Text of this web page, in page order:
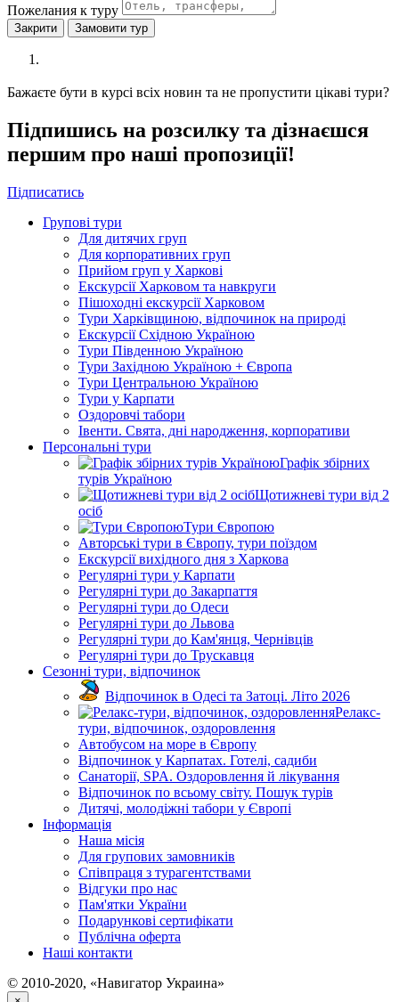
Пожелания к туру
Закрити Замовити тур
Бажаєте бути в курсі всіх новин та не пропустити цікаві тури?
Підпишись на розсилку та дізнаєшся
першим про наші пропозиції!
Підписатись
Групові тури
Для дитячих груп
Для корпоративних груп
Прийом груп у Харкові
Екскурсії Харковом та навкруги
Пішоходні екскурсії Харковом
Тури Харківщиною, відпочинок на природі
Екскурсії Східною Україною
Тури Південною Україною
Тури Західною Україною + Європа
Тури Центральною Україною
Тури у Карпати
Оздоровчі табори
Івенти. Свята, дні народження, корпоративи
Персональні тури
Графік збірних
турів Україною
Щотижневі тури від 2
осіб
Тури Європою
Авторські тури в Європу, тури поїздом
Екскурсії вихідного дня з Харкова
Регулярні тури у Карпати
Регулярні тури до Закарпаття
Регулярні тури до Одеси
Регулярні тури до Львова
Регулярні тури до Кам'янця, Чернівців
Регулярні тури до Трускавця
Сезонні тури, відпочинок
Відпочинок в Одесі та Затоці. Літо 2026
Релакс-
тури, відпочинок, оздоровлення
Автобусом на море в Європу
Відпочинок у Карпатах. Готелі, садиби
Санаторії, SPA. Оздоровлення й лікування
Відпочинок по всьому світу. Пошук турів
Дитячі, молодіжні табори у Європі
Інформація
Наша місія
Для групових замовників
Співпраця з турагентствами
Відгуки про нас
Пам'ятки України
Подарункові сертифікати
Публічна оферта
Наші контакти
© 2010-2020, «Навигатор Украина»